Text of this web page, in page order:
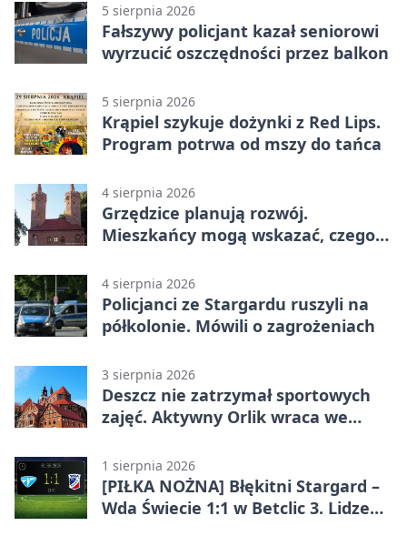
5 sierpnia 2026
Fałszywy policjant kazał seniorowi
wyrzucić oszczędności przez balkon
5 sierpnia 2026
Krąpiel szykuje dożynki z Red Lips.
Program potrwa od mszy do tańca
4 sierpnia 2026
Grzędzice planują rozwój.
Mieszkańcy mogą wskazać, czego
4 sierpnia 2026
Policjanci ze Stargardu ruszyli na
półkolonie. Mówili o zagrożeniach
3 sierpnia 2026
Deszcz nie zatrzymał sportowych
zajęć. Aktywny Orlik wraca we
1 sierpnia 2026
[PIŁKA NOŻNA] Błękitni Stargard –
Wda Świecie 1:1 w Betclic 3. Lidze